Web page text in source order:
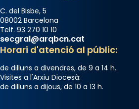
Photo
View on Facebook Share
Arquebisbat de
2 weeks ago
Memòria de les santes
C. del Bisbe, 5
08002 Barcelona
Telf. 93 270 10 10
secgral@arqbcn.cat
Horari d'atenció al públic:
de dilluns a divendres, de 9 a 14 h.
Visites a l'Arxiu Diocesà:
de dilluns a dijous, de 10 a 13 h.